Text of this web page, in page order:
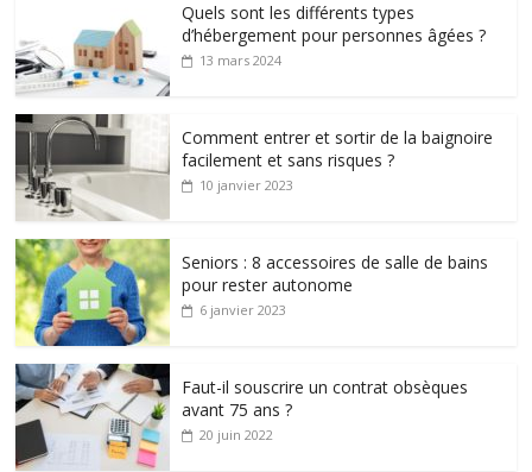
Quels sont les différents types
d’hébergement pour personnes âgées ?
13 mars 2024
Comment entrer et sortir de la baignoire
facilement et sans risques ?
10 janvier 2023
Seniors : 8 accessoires de salle de bains
pour rester autonome
6 janvier 2023
Faut-il souscrire un contrat obsèques
avant 75 ans ?
20 juin 2022